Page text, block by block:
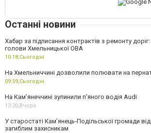
Останні новини
Хабар за підписання контрактів з ремонту
голови Хмельницької ОВА
10:18,Сьогодні
На Хмельниччині дозволили полювати на
09:59,Сьогодні
На Камʼянеччині зупинили п'яного водія Audi
13:20,Вчора
У старостаті Кам’янець-Подільської громади
загиблим захисникам